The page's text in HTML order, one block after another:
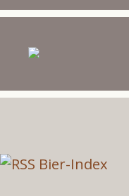
Bier-Index